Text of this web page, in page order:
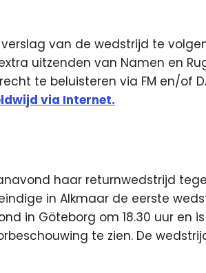
van de wedstrijd te
uitzenden van Namen en
te beluisteren via FM en/of
via Internet.
haar returnwedstrijd
in Alkmaar de eerste
in Göteborg om 18.30 uur en
te zien. De